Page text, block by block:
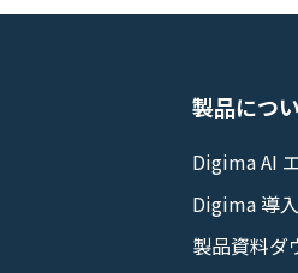
製品につ
Digima AI
Digima 導
製品資料ダ